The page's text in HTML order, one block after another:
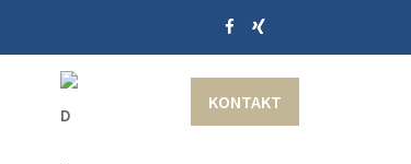
KONTAKT